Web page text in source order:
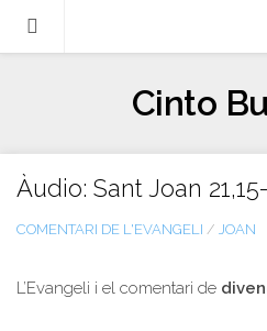
Llibres
Escrits-articles
Notícies
Cinto
Àudio: Sant Joan
COMENTARI DE L'EVANGELI / JOAN
L’Evangeli i el comentari de